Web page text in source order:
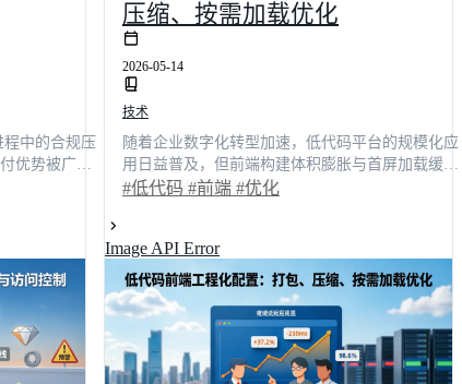
程中的合规压
优势被广泛
全基线薄
业调研数据
通过率提供
压缩、按需加载优化
2026-05-14
技术
随着企业数字化转型加速，低代码平台的规模化应
用日益普及，但前端构建体积膨胀与首屏加载缓慢
成为制约业务落地的核心痛点。本文从工程化视角
过对比主流方案并输出可落地的配置模板，帮助技
术决策者将应用首屏加载时间稳定控制在1.2秒以
内，整体构建效率提升**40%**以上，全面赋能企
业级数字化高效交付。
#低代码 #前端 #优化
Image API Error